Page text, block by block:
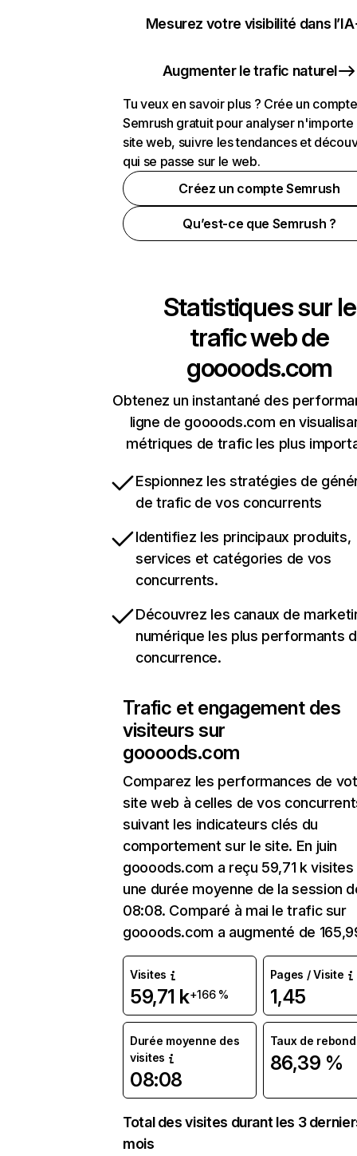
Mesurez votre visibilité dans l’IA
Augmenter le trafic naturel
Tu veux en savoir plus ? Crée un compte
Semrush gratuit pour analyser n'importe
site web, suivre les tendances et
qui se passe sur le web.
Créez un compte Semrush
Qu’est-ce que Semrush ?
Statistiques sur le
trafic web de
goooods.com
Obtenez un instantané des
ligne de goooods.com en
métriques de trafic les plus
Espionnez les stratégies de
de trafic de vos concurrents
Identifiez les principaux produits,
services et catégories de vos
concurrents.
Découvrez les canaux de
numérique les plus performants
concurrence.
Trafic et engagement des
visiteurs sur
goooods.com
Comparez les performances de
site web à celles de vos
suivant les indicateurs clés du
comportement sur le site. En juin
goooods.com a reçu 59,71 k
une durée moyenne de la session
08:08. Comparé à mai le trafic sur
goooods.com a augmenté de
Visites
59,71 k+166 %
Pages / Visite
1,45
Durée moyenne des
visites
08:08
Taux de rebond
86,39 %
Total des visites durant les 3
mois